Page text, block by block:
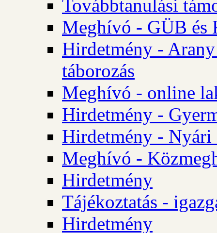
Továbbtanulási
Meghívó - GÜB és
Hirdetmény - Arany
táborozás
Meghívó - online
Hirdetmény -
Hirdetmény - Nyári
Meghívó -
Hirdetmény
Tájékoztatás -
Hirdetmény